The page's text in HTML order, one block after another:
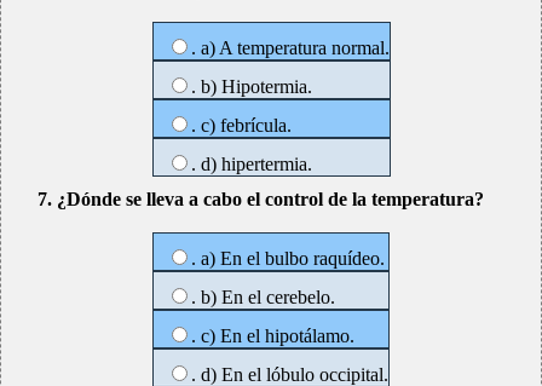
. a) A temperatura normal.
. b) Hipotermia.
. c) febrícula.
. d) hipertermia.
7. ¿Dónde se lleva a cabo el control de la temperatura?
. a) En el bulbo raquídeo.
. b) En el cerebelo.
. c) En el hipotálamo.
. d) En el lóbulo occipital.